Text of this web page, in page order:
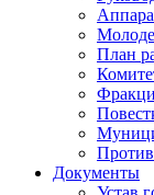
План
Документы